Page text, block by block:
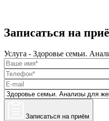
Записаться на
Услуга - Здоровье семьи.
Записаться на приём